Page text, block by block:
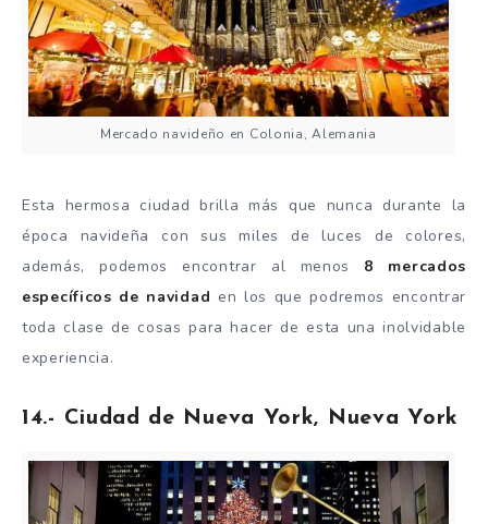
Mercado navideño en Colonia, Alemania
Esta hermosa ciudad brilla más que nunca durante la
época navideña con sus miles de luces de colores,
además, podemos encontrar al menos 8 mercados
específicos de navidad en los que podremos encontrar
toda clase de cosas para hacer de esta una inolvidable
experiencia.
14.- Ciudad de Nueva York, Nueva York